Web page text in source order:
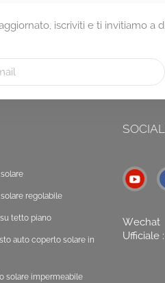
iscriviti e ti invitiamo a
regolabile
tetto piano
auto coperto solare in
solare impermeabile
Wechat
Ufficiale :